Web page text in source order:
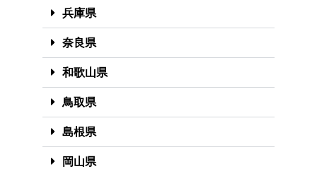
兵庫県
奈良県
和歌山県
鳥取県
島根県
岡山県